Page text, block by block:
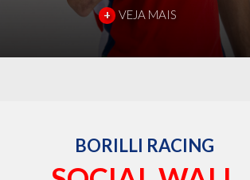
+ VEJA MAIS
BORILLI RACING